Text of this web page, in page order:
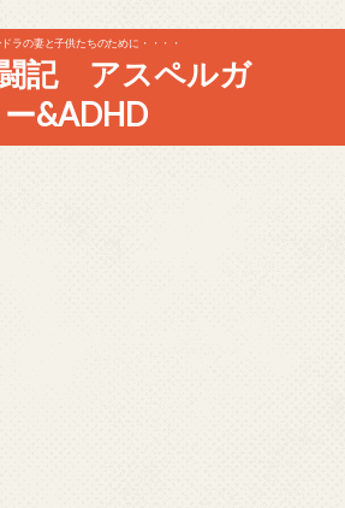
ドラの妻と子供たちのために・・・・
記 アスペルガ
ー&ADHD